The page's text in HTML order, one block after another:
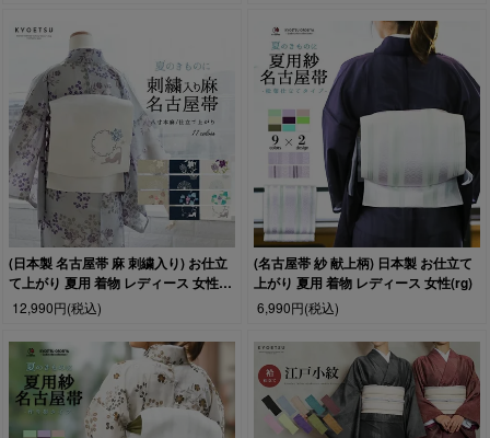
(日本製 名古屋帯 麻 刺繍入り) お仕立
て上がり 夏用 着物 レディース 女性
(rg)
12,990円(税込)
(名古屋帯 紗 献上柄) 日本製 お仕立て
上がり 夏用 着物 レディース 女性(rg)
6,990円(税込)